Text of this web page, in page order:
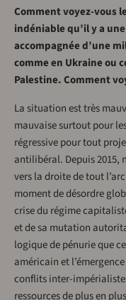
Comment voyez-vous
indéniable qu’il y a
accompagnée d’une
comme en Ukraine ou
Palestine. Comment
La situation est très
mauvaise surtout pour
régressive pour tout
antilibéral. Depuis 2015,
vers la droite de tout
moment de désordre
crise du régime
et de sa mutation
logique de pénurie que
américain et
conflits inter-
ressources de plus en